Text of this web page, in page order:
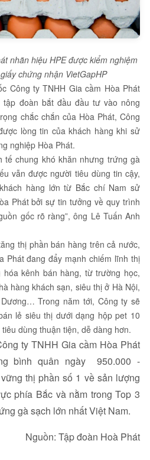
nhãn hiệu HPE được kiểm nghiệm
chứng nhận VietGapHP
Công ty TNHH Gia cầm Hòa Phát
đoàn bắt đầu đầu tư vào nông
chắc chắn của Hòa Phát, Công
lòng tin của khách hàng khi sử
nghiệp Hòa Phát.
tế chung khó khăn nhưng trứng gà
vẫn được người tiêu dùng tin cậy,
hàng lớn từ Bắc chí Nam sử
Phát bởi sự tin tưởng về quy trình
gốc rõ ràng”, ông Lê Tuấn Anh
thị phần bán hàng trên cả nước,
Phát đang đẩy mạnh chiếm lĩnh thị
kênh bán hàng, từ trường học,
hàng khách sạn, siêu thị ở Hà Nội,
Trong năm tới, Công ty sẽ
lẻ siêu thị dưới dạng hộp pet 10
dùng thuận tiện, dễ dàng hơn.
ty TNHH Gia cầm Hòa Phát
bình quân ngày 950.000 -
thị phần số 1 về sản lượng
phía Bắc và nằm trong Top 3
gà sạch lớn nhất Việt Nam.
Nguồn: Tập đoàn Hoà Phát